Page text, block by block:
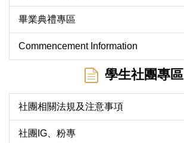
畢業典禮專區
Commencement Information
學生社團專區
社團相關法規及注意事項
社團IG、粉專